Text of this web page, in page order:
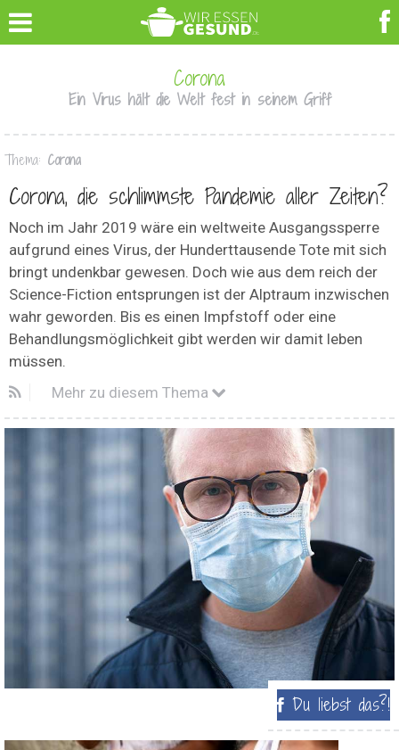
Corona
Ein Virus hält die Welt fest in seinem Griff
Thema: Corona
Corona, die schlimmste Pandemie aller Zeiten?
Noch im Jahr 2019 wäre ein weltweite Ausgangssperre
aufgrund eines Virus, der Hunderttausende Tote mit sich
bringt undenkbar gewesen. Doch wie aus dem reich der
Science-Fiction entsprungen ist der Alptraum inzwischen
wahr geworden. Bis es einen Impfstoff oder eine
Behandlungsmöglichkeit gibt werden wir damit leben
müssen.
Mehr zu diesem Thema
Du liebst das?!